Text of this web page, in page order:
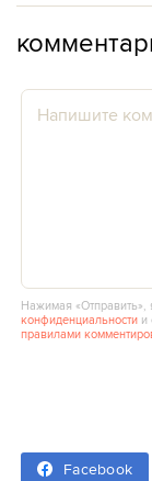
Нажимая «Отправить»,
конфиденциальности и
правилами
Facebook